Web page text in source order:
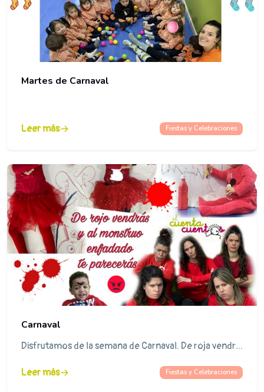
Martes de Carnaval
Leer más Fiestas y Celebraciones
Carnaval
Disfrutamos de la semana de Carnaval. De roja vendrás y al mostruo enfadado te parecerás.
Leer más Fiestas y Celebraciones